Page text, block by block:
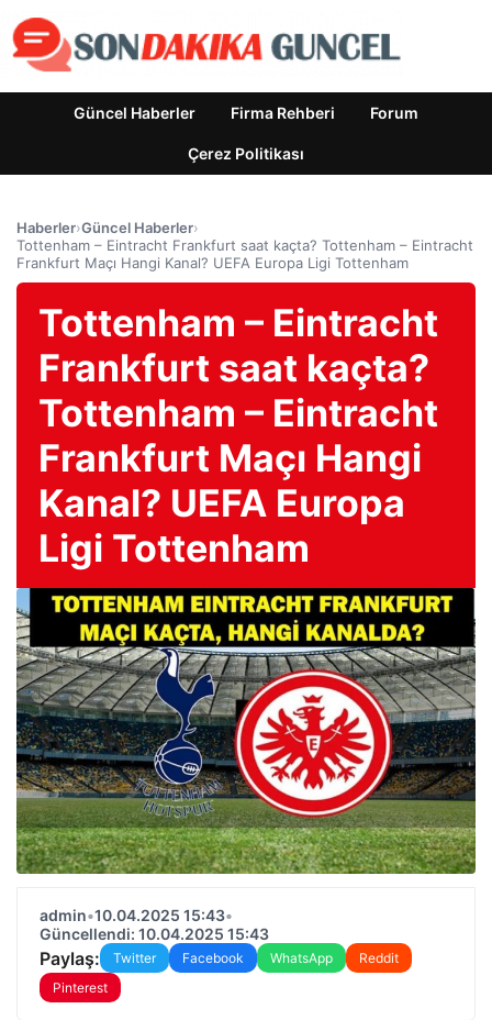
Güncel Haberler Firma Rehberi Forum
Çerez Politikası
Haberler›Güncel Haberler›
Tottenham – Eintracht Frankfurt saat kaçta? Tottenham – Eintracht
Frankfurt Maçı Hangi Kanal? UEFA Europa Ligi Tottenham
Tottenham – Eintracht
Frankfurt saat kaçta?
Tottenham – Eintracht
Frankfurt Maçı Hangi
Kanal? UEFA Europa
Ligi Tottenham
admin•10.04.2025 15:43•
Güncellendi: 10.04.2025 15:43
Paylaş: Twitter Facebook WhatsApp
Reddit
Pinterest